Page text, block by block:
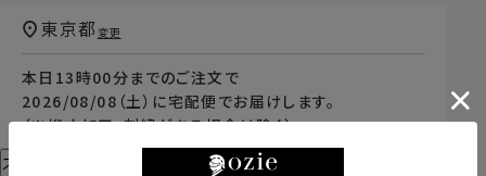
本日 13時00分 までのご注文で
2026/08/08（土） に宅配便 でお届けします。
（※裄丈加工・刺繍がある場合は除く）
東京都 変更
スタイル・サイズについて詳しく見る